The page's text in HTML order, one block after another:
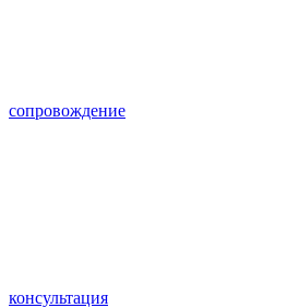
сопровождение
консультация